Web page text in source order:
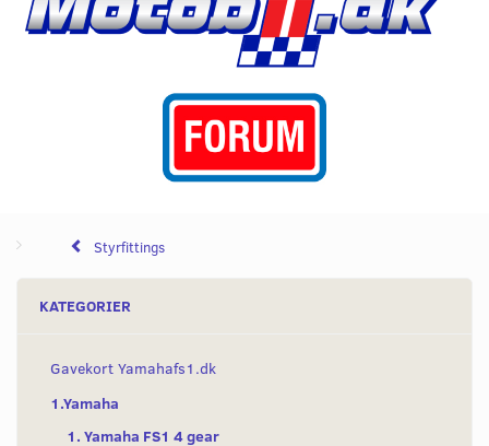
Styrfittings
KATEGORIER
Gavekort Yamahafs1.dk
1.Yamaha
1. Yamaha FS1 4 gear